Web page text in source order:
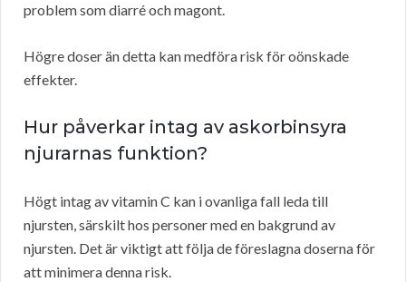
problem som diarré och magont.
Högre doser än detta kan medföra risk för oönskade
effekter.
Hur påverkar intag av askorbinsyra
njurarnas funktion?
Högt intag av vitamin C kan i ovanliga fall leda till
njursten, särskilt hos personer med en bakgrund av
njursten. Det är viktigt att följa de föreslagna doserna för
att minimera denna risk.